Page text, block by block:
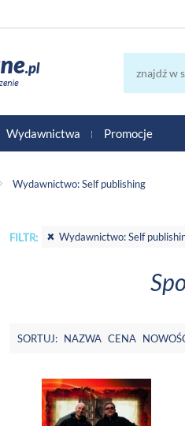
Wydawnictwa Promocje
Wydawnictwo: Self publishing
FILTR: Wydawnictwo: Self
SORTUJ: NAZWA CENA